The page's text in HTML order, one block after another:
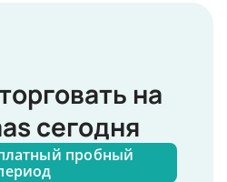
на
сегодня
пробный